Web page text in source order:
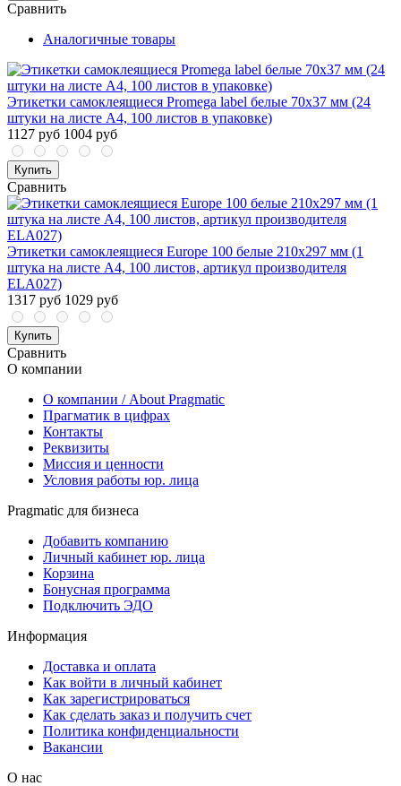
Сравнить
Аналогичные товары
Этикетки самоклеящиеся Promega label белые 70х37 мм (24
штуки на листе А4, 100 листов в упаковке)
1127 руб 1004 руб
Купить
Сравнить
Этикетки самоклеящиеся Europe 100 белые 210х297 мм (1
штука на листе А4, 100 листов, артикул производителя
ELA027)
1317 руб 1029 руб
Купить
Сравнить
О компании
О компании / About Pragmatic
Прагматик в цифрах
Контакты
Реквизиты
Миссия и ценности
Условия работы юр. лица
Pragmatic для бизнеса
Добавить компанию
Личный кабинет юр. лица
Корзина
Бонусная программа
Подключить ЭДО
Информация
Доставка и оплата
Как войти в личный кабинет
Как зарегистрироваться
Как сделать заказ и получить счет
Политика конфиденциальности
Вакансии
О нас